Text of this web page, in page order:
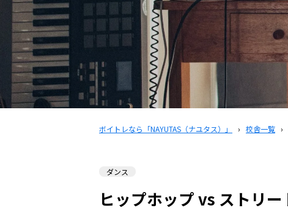
ボイトレなら「NAYUTAS（ナユタス）」 › 校舎一覧 ›
ダンス
ヒップホップ vs ストリ